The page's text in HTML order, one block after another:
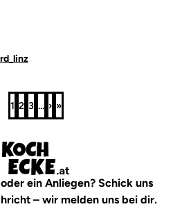
Seite
1
Seite
2
Seite
3 … › »
ein Anliegen? Schick uns
– wir melden uns bei dir.